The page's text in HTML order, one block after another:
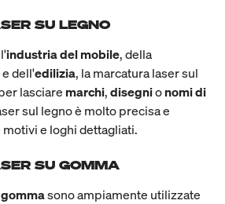
SU LEGNO
industria del mobile, della
e dell'edilizia, la marcatura laser sul
lasciare marchi,disegnionomi di
sul legno è molto precisa e
e loghi dettagliati.
SU GOMMA
gommasono ampiamente utilizzate